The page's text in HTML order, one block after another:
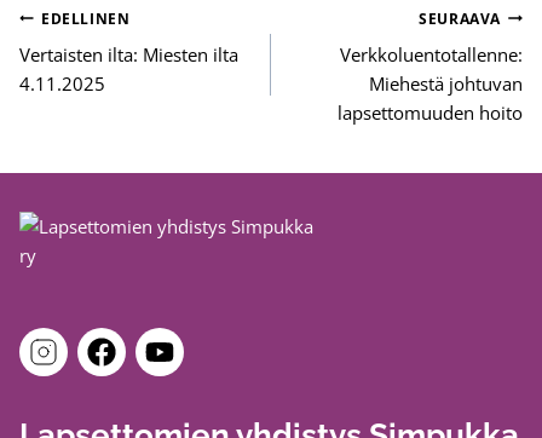
Artikkelien
selaus
EDELLINEN
Vertaisten ilta: Miesten ilta
4.11.2025
SEURAAVA
Verkkoluentotallenne:
Miehestä johtuvan
lapsettomuuden hoito